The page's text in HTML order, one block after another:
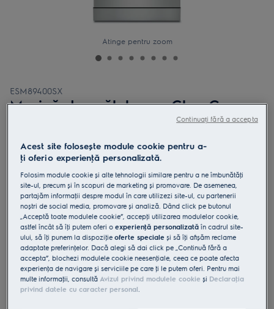
Atinge pentru zoom
ESM89400SX
Mașină de spălat vase GlassCare
60 cm 14 seturi Inverter BLDC clasă
4.9 (21)
Fișa cu informaţii despre produs
Beneficii
Seria GlassCare 700 previne spargerea paharelor cu ajutorul
SoftGrips și SoftSpikes.
SoftGrips și SoftSpikes ţin paharele pe poziţie
Tacâmuri de toate formele și dimensiunile spălate ușor cu MaxiFlex.
Acest site folosește module cookie pentru a-
ţi oferi o experienţă personalizată.
Folosim module cookie și alte tehnologii similare pentru a ne îmbunătăţi
site-ul, precum și în scopuri de marketing și promovare. De asemenea,
partajăm informaţii despre modul în care utilizezi site-ul, cu partenerii
noștri de social media, promovare și analiză. Dând click pe butonul
„Acceptă toate modulele cookie”, accepţi utilizarea modulelor cookie,
astfel încât să îţi putem oferi oexperienţă personalizată în cadrul site-
ului, să îţi punem la dispoziţieoferte speciale și să îţi afișăm reclame
adaptate preferinţelor. Dacă alegi să dai click pe „Continuă fără a
accepta”, blochezi modulele cookie neesenţiale, ceea ce poate afecta
experienţa de navigare și serviciile pe care ţi le putem oferi. Pentru mai
multe informaţii, consultă Avizul privind modulele cookie și Declaraţia
privind datele cu caracter personal.
Continuați fără a accepta